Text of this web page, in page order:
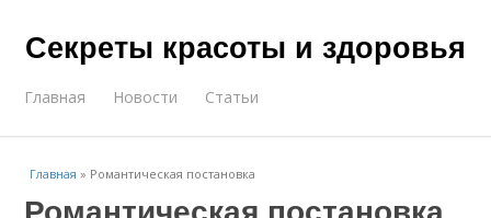
Секреты красоты и здоровья
Главная Новости Статьи
Главная » Романтическая постановка